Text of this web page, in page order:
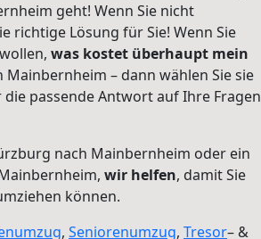
geht! Wenn Sie nicht
richtige Lösung für Sie! Wenn Sie
was kostet überhaupt mein
– dann wählen Sie sie
passende Antwort auf Ihre Fragen
nach Mainbernheim oder ein
wir helfen, damit Sie
können.
, Seniorenumzug, Tresor– &